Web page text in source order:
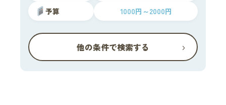
予算
1000円～2000円
他の条件で検索する ›